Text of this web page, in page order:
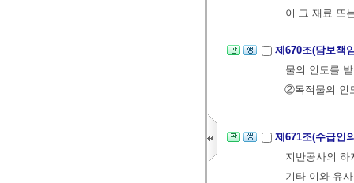
이 그 재료 또
제670조(담보책
물의 인도를
②목적물의 인
제671조(수급인
지반공사의
기타 이와 유